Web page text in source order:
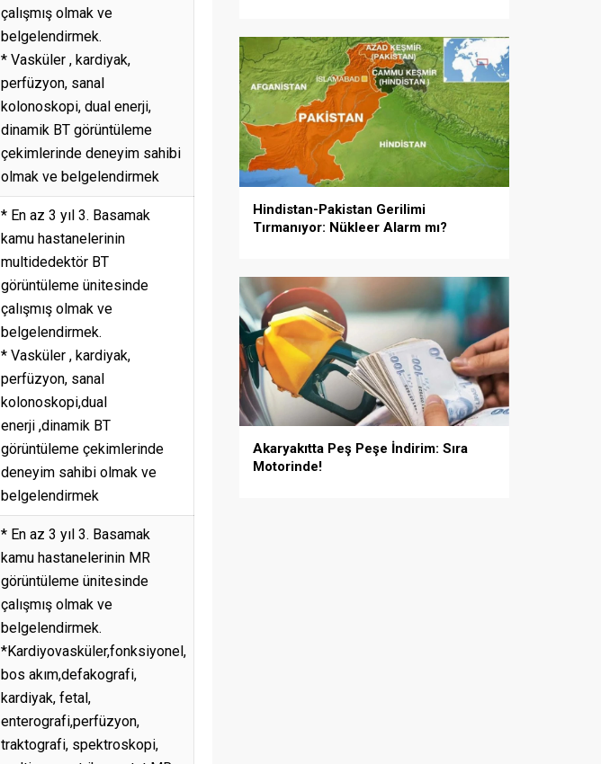
çalışmış olmak ve
belgelendirmek.
* Vasküler , kardiyak,
perfüzyon, sanal
kolonoskopi, dual enerji,
dinamik BT görüntüleme
çekimlerinde deneyim sahibi
olmak ve belgelendirmek
* En az 3 yıl 3. Basamak
kamu hastanelerinin
multidedektör BT
görüntüleme ünitesinde
çalışmış olmak ve
belgelendirmek.
* Vasküler , kardiyak,
perfüzyon, sanal
kolonoskopi,dual
enerji ,dinamik BT
görüntüleme çekimlerinde
deneyim sahibi olmak ve
belgelendirmek
* En az 3 yıl 3. Basamak
kamu hastanelerinin MR
görüntüleme ünitesinde
çalışmış olmak ve
belgelendirmek.
*Kardiyovasküler,fonksiyonel,
bos akım,defakografi,
kardiyak, fetal,
enterografi,perfüzyon,
traktografi, spektroskopi,
Hindistan-Pakistan Gerilimi
Tırmanıyor: Nükleer Alarm mı?
Akaryakıtta Peş Peşe İndirim: Sıra
Motorinde!